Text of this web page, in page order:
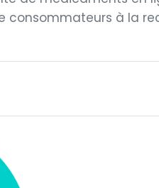
consommateurs à la